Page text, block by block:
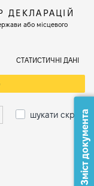
або місцевого
СТАТИСТИЧНІ ДАНІ
шукати скрізьЗміст документа